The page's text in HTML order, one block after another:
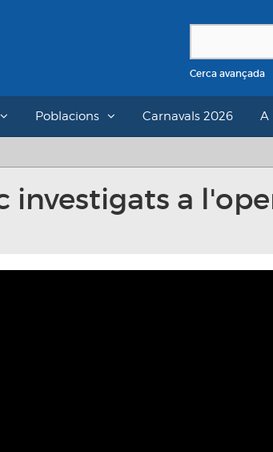
Cerca avançada
Poblacions Carnavals 2026 A
investigats a